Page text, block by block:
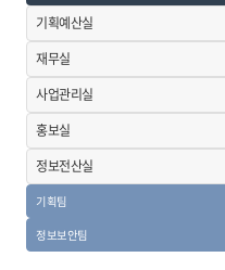
기획예산실
재무실
사업관리실
홍보실
정보전산실
기획팀
정보보안팀